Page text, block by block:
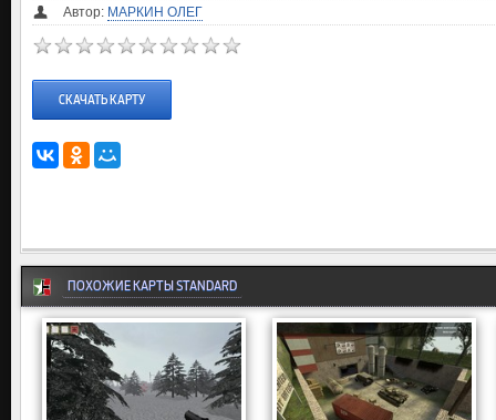
Автор: МАРКИН ОЛЕГ
СКАЧАТЬ КАРТУ
ПОХОЖИЕ КАРТЫ STANDARD